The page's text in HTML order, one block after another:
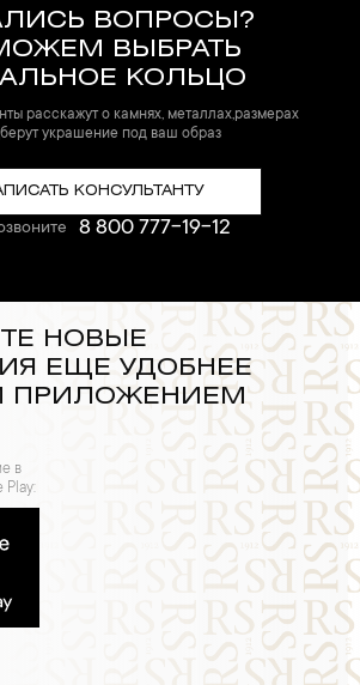
ВОПРОСЫ?
ВЫБРАТЬ
КОЛЬЦО
расскажут о камнях, металлах,размерах
украшение под ваш образ
КОНСУЛЬТАНТУ
8 800 777-19-12
НОВЫЕ
ЕЩЕ УДОБНЕЕ
ПРИЛОЖЕНИЕМ
в
Play: